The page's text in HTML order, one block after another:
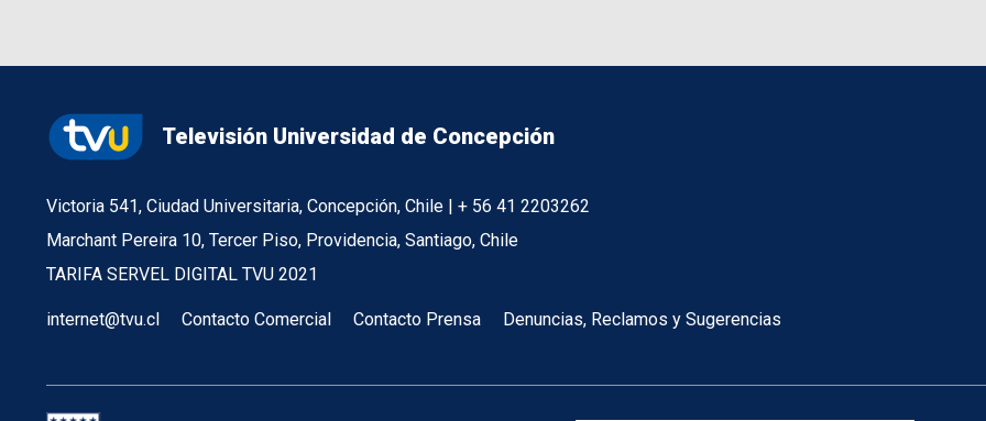
Televisión Universidad de Concepción
Victoria 541, Ciudad Universitaria, Concepción, Chile | + 56 41 2203262
Marchant Pereira 10, Tercer Piso, Providencia, Santiago, Chile
TARIFA SERVEL DIGITAL TVU 2021
internet@tvu.cl Contacto Comercial Contacto Prensa Denuncias, Reclamos y Sugerencias